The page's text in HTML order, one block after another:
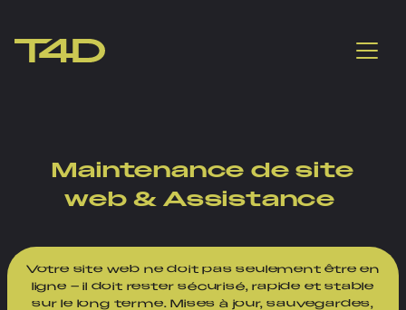
Maintenance de site
web & Assistance
Votre site web ne doit pas seulement être en
ligne – il doit rester sécurisé, rapide et stable
sur le long terme. Mises à jour, sauvegardes,